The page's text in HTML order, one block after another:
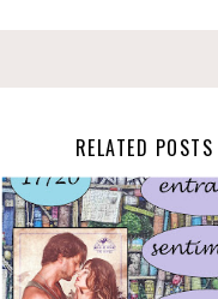
RELATED POSTS